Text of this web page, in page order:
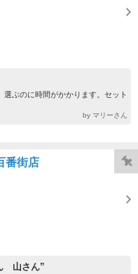
ぶのに時間がかかります。セット
by マリーさん
番街店
山さん”